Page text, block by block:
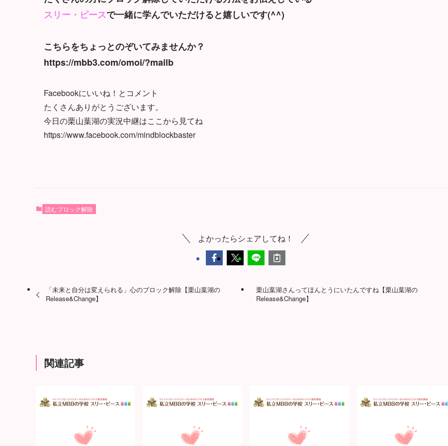
スリー・ピースで一緒に学んでいただけると嬉しいです(^^)
こちらをちょっとのぞいてみませんか？
https://mbb3.com/omoi/?mailb
Facebookにいいね！とコメント
たくさんありがとうございます。
今日の栗山葉湖の実況中継はここから見てね
https://www.facebook.com/mindblockbaster
読むブロック解除
よかったらシェアしてね！
「未来と自分は変えられる」心のブロック解除【栗山葉湖の
Release&Change】
栗山葉湖さんってほんとうにいたんですね【栗山葉湖の
Release&Change】
関連記事